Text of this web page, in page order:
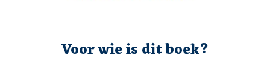
Voor wie is dit boek?